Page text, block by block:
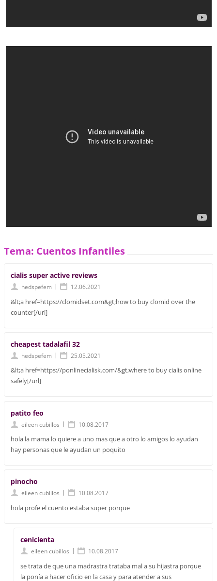
Tema: Cuentos Infantiles
cialis super active reviews
hedspefem | 12.06.2021
&lt;a href=https://clomidset.com&gt;how to buy clomid over the
counter[/url]
cheapest tadalafil 32
hedspefem | 25.05.2021
&lt;a href=https://ponlinecialisk.com/&gt;where to buy cialis online
safely[/url]
patito feo
eileen cubillos | 10.08.2017
hola la mama lo quiere a uno mas que a otro lo amigos lo ayudan
hay personas que le ayudan un poquito
pinocho
eileen cubillos | 10.08.2017
hola profe el cuento estaba super porque
cenicienta
eileen cubillos | 10.08.2017
se trata de que una madrastra trataba mal a su hijastra porque
la ponía a hacer oficio en la casa y para atender a sus